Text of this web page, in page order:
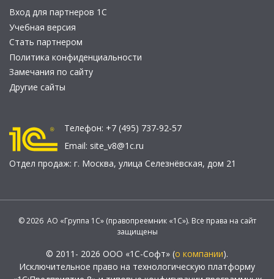
Вход для партнеров 1С
Учебная версия
Стать партнером
Политика конфиденциальности
Замечания по сайту
Другие сайты
Телефон: +7 (495) 737-92-57
Email: site_v8@1c.ru
Отдел продаж: г. Москва, улица Селезнёвская, дом 21
© 2026 АО «Группа 1С» (правопреемник «1С»). Все права на сайт
защищены
© 2011- 2026 ООО «1С-Софт» (о компании).
Исключительное право на технологическую платформу